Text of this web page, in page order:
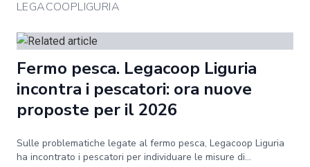
LEGACOOPLIGURIA
Fermo pesca. Legacoop Liguria
incontra i pescatori: ora nuove
proposte per il 2026
Sulle problematiche legate al fermo pesca, Legacoop Liguria
ha incontrato i pescatori per individuare le misure di...